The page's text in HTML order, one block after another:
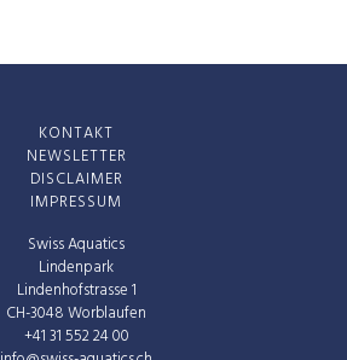
Swiss Aquatics
Lindenpark
Lindenhofstrasse 1
CH-3048 Worblaufen
+41 31 552 24 00
KONTAKT
NEWSLETTER
DISCLAIMER
IMPRESSUM